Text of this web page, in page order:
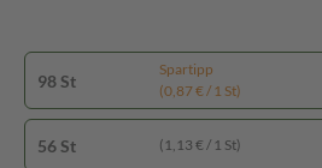
98 St
Spartipp
(0,87 € / 1 St)
56 St (1,13 € / 1 St)